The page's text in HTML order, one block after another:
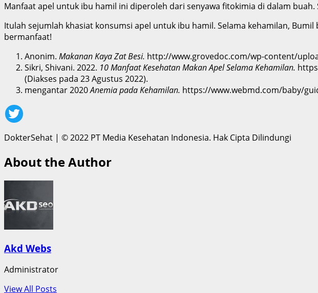
Manfaat apel untuk ibu hamil ini diperoleh dari senyawa fitokimia di dalam
Itulah sejumlah khasiat konsumsi apel untuk ibu hamil. Selama kehamilan,
bermanfaat!
Anonim. Makanan Kaya Zat Besi. http://www.grovedoc.com/wp-content/
Sikri, Shivani. 2022. 10 Manfaat Kesehatan Makan Apel Selama Kehamilan.
(Diakses pada 23 Agustus 2022).
mengantar 2020Anemia pada Kehamilan. https://www.webmd.com/baby/
DokterSehat | © 2022 PT Media Kesehatan Indonesia. Hak Cipta Dilindungi
About the Author
Akd Webs
Administrator
View All Posts